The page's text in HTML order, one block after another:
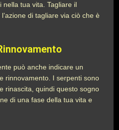
tua vita. Tagliare il
di tagliare via ciò che è
può anche indicare un
rinnovamento. I serpenti sono
rinascita, quindi questo sogno
di una fase della tua vita e